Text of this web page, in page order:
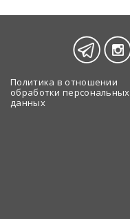
Политика в отношении
обработки персональных
данных